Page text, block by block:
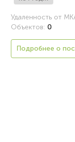
Удаленность от
Объектов: 0
Подробнее о